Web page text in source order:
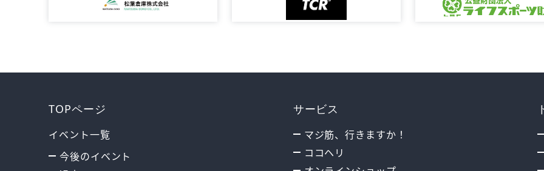
TOPページ
イベント一覧
今後のイベント
サービス
マジ筋、行きますか！
ココヘリ